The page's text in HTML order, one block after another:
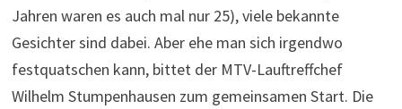
Jahren waren es auch mal nur 25), viele bekannte
Gesichter sind dabei. Aber ehe man sich irgendwo
festquatschen kann, bittet der MTV-Lauftreffchef
Wilhelm Stumpenhausen zum gemeinsamen Start. Die